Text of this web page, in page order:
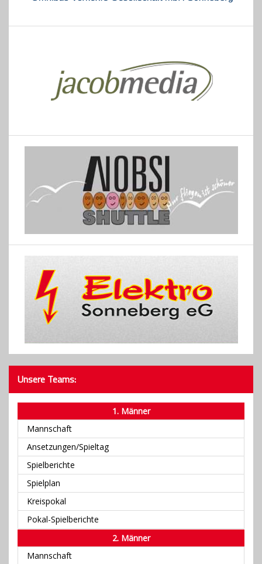
Unsere Teams:
1. Männer
Mannschaft
Ansetzungen/Spieltag
Spielberichte
Spielplan
Kreispokal
Pokal-Spielberichte
2. Männer
Mannschaft